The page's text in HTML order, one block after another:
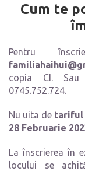
Cum te
Pentru
copia CI.
0745.752.724.
Nu uita de tariful
28 Februarie
La înscrierea în
locului se